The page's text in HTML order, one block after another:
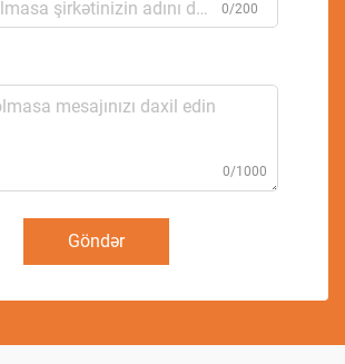
0/200
0/1000
Göndər